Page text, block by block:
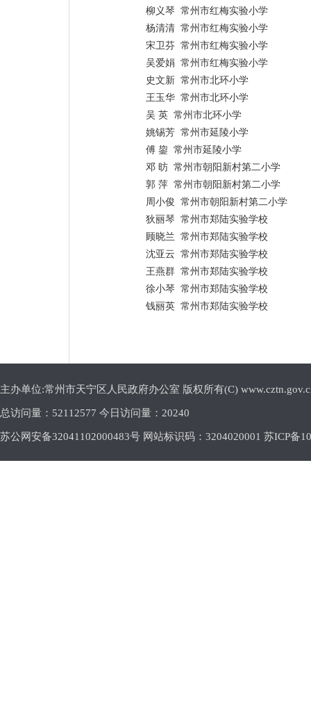
柳义琴 常州市红梅实验小学
杨清清 常州市红梅实验小学
宋卫芬 常州市红梅实验小学
吴爱娟 常州市红梅实验小学
史文新 常州市北环小学
王玉华 常州市北环小学
吴 英 常州市北环小学
姚锡芳 常州市延陵小学
傅 鋆 常州市延陵小学
邓 昉 常州市朝阳新村第二小学
郭 萍 常州市朝阳新村第二小学
周小俊 常州市朝阳新村第二小学
狄丽琴 常州市郑陆实验学校
顾晓兰 常州市郑陆实验学校
沈亚云 常州市郑陆实验学校
王燕群 常州市郑陆实验学校
徐小琴 常州市郑陆实验学校
钱丽英 常州市郑陆实验学校
主办单位:常州市天宁区人民政府办公室 版权所有(C)
总访问量： 52112577 今日访问量： 20240
苏公网安备32041102000483号 网站标识码：3204020001 苏ICP备